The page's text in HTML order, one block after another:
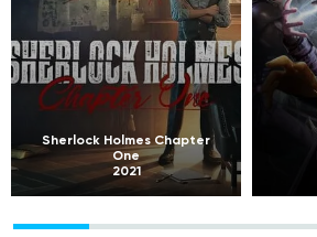
Sherlock Holmes Chapter
One
2021